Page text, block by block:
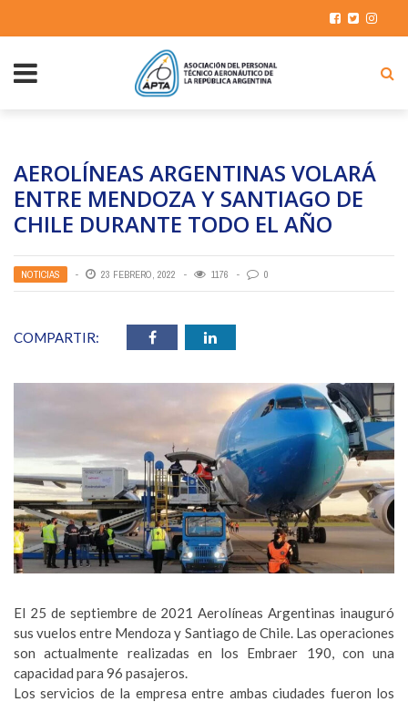
AEROLÍNEAS ARGENTINAS VOLARÁ
ENTRE MENDOZA Y SANTIAGO DE
CHILE DURANTE TODO EL AÑO
NOTICIAS 23 FEBRERO, 2022 1176 0
COMPARTIR:
El 25 de septiembre de 2021 Aerolíneas Argentinas inauguró
sus vuelos entre Mendoza y Santiago de Chile. Las operaciones
son actualmente realizadas en los Embraer 190, con una
capacidad para 96 pasajeros.
Los servicios de la empresa entre ambas ciudades fueron los